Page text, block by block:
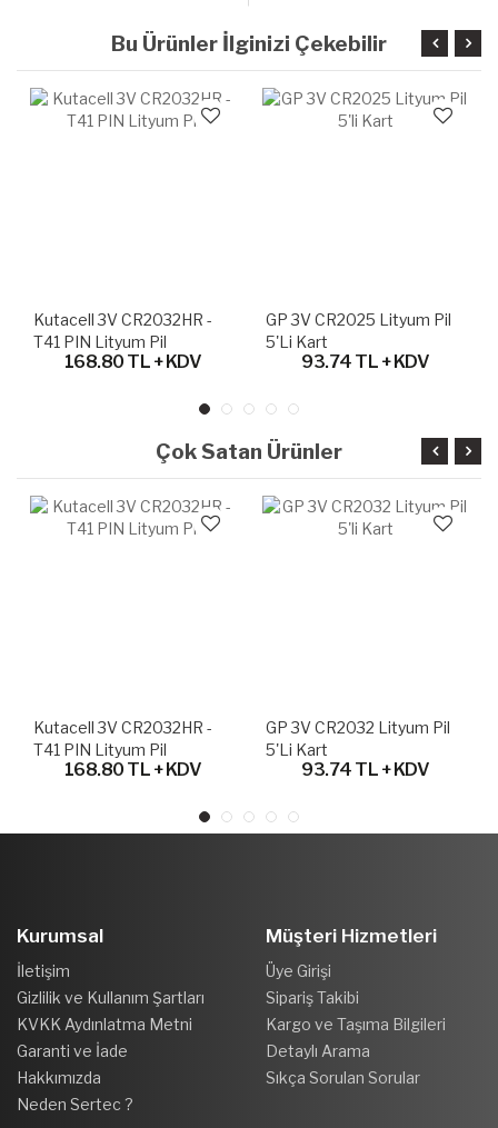
Bu Ürünler İlginizi Çekebilir
Kutacell 3V CR2032HR -
T41 PIN Lityum Pil
168.80 TL + KDV
GP 3V CR2025 Lityum Pil
5'li Kart
93.74 TL + KDV
Çok Satan Ürünler
Kutacell 3V CR2032HR -
T41 PIN Lityum Pil
168.80 TL + KDV
GP 3V CR2032 Lityum Pil
5'li Kart
93.74 TL + KDV
Kurumsal
İletişim
Gizlilik ve Kullanım Şartları
KVKK Aydınlatma Metni
Garanti ve İade
Hakkımızda
Neden Sertec ?
Müşteri Hizmetleri
Üye Girişi
Sipariş Takibi
Kargo ve Taşıma Bilgileri
Detaylı Arama
Sıkça Sorulan Sorular